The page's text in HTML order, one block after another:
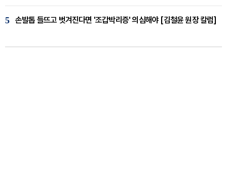
5 손발톱 들뜨고 벗겨진다면 '조갑박리증' 의심해야 [김철윤 원장 칼럼]